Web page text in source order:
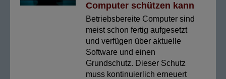
Computer schützen kann
Betriebsbereite Computer sind
meist schon fertig aufgesetzt
und verfügen über aktuelle
Software und einen
Grundschutz. Dieser Schutz
muss kontinuierlich erneuert